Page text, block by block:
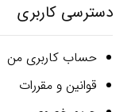
دسترسی کاربری
حساب کاربری من
قوانین و مقررات